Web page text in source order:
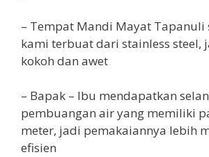
– Tempat Mandi Mayat Tapanuli
kami terbuat dari stainless steel,
kokoh dan awet
– Bapak – Ibu mendapatkan
pembuangan air yang memiliki
meter, jadi pemakaiannya lebih
efisien